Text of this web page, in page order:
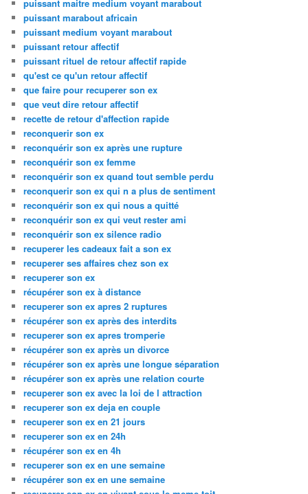
puissant maitre medium voyant marabout
puissant marabout africain
puissant medium voyant marabout
puissant retour affectif
puissant rituel de retour affectif rapide
qu'est ce qu'un retour affectif
que faire pour recuperer son ex
que veut dire retour affectif
recette de retour d'affection rapide
reconquerir son ex
reconquérir son ex après une rupture
reconquérir son ex femme
reconquérir son ex quand tout semble perdu
reconquerir son ex qui n a plus de sentiment
reconquérir son ex qui nous a quitté
reconquérir son ex qui veut rester ami
reconquérir son ex silence radio
recuperer les cadeaux fait a son ex
recuperer ses affaires chez son ex
recuperer son ex
récupérer son ex à distance
recuperer son ex apres 2 ruptures
récupérer son ex après des interdits
recuperer son ex apres tromperie
récupérer son ex après un divorce
récupérer son ex après une longue séparation
récupérer son ex après une relation courte
recuperer son ex avec la loi de l attraction
recuperer son ex deja en couple
recuperer son ex en 21 jours
recuperer son ex en 24h
récupérer son ex en 4h
recuperer son ex en une semaine
récupérer son ex en une semaine